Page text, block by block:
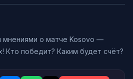
мнениями о матче Kosovo —
Кто победит? Каким будет счёт?